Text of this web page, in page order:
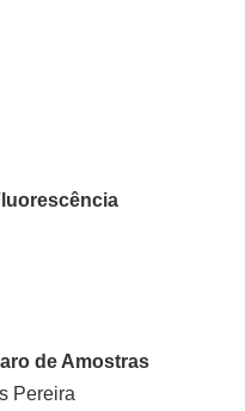
de Amostras
Pereira